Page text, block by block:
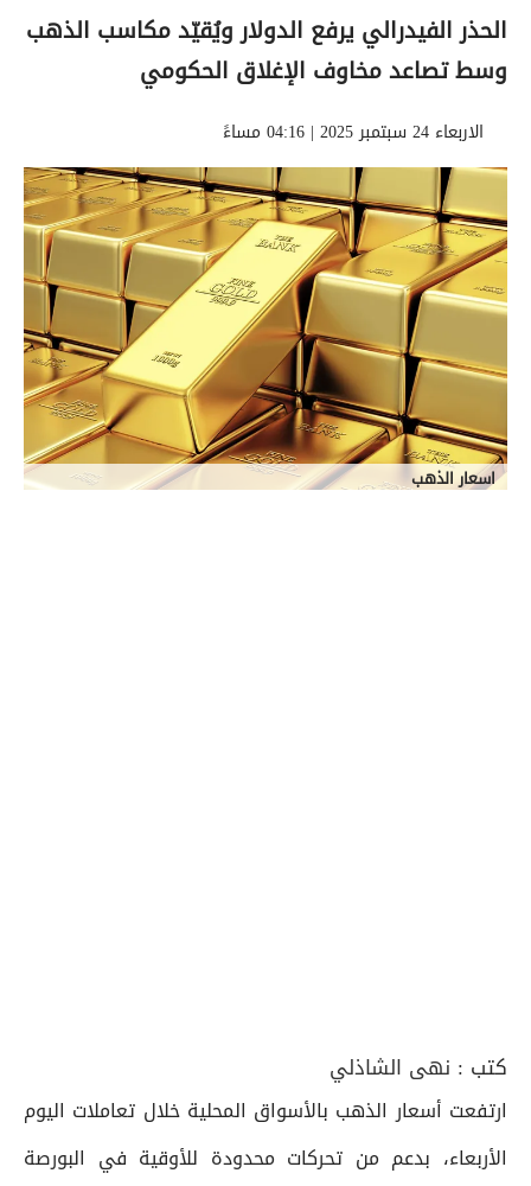
الحذر الفيدرالي يرفع الدولار ويُقيّد مكاسب الذهب
وسط تصاعد مخاوف الإغلاق الحكومي
الاربعاء 24 سبتمبر 2025 | 04:16 مساءً
اسعار الذهب
كتب : نهى الشاذلي
ارتفعت أسعار الذهب بالأسواق المحلية خلال تعاملات اليوم
الأربعاء، بدعم من تحركات محدودة للأوقية في البورصة